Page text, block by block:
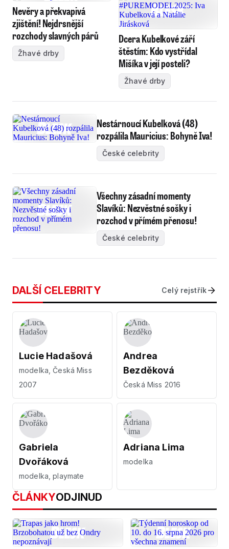
Nevěry a překvapivá
zjištění! Nejdrsnější
rozchody slavných párů
Žhavé drby
Dcera Kubelkové září
štěstím: Kdo vystřídal
Mišíka v její posteli?
Žhavé drby
Nestárnoucí Kubelková (48)
rozpálila Mauricius: Bohyně Iva!
České celebrity
Všechny zásadní momenty
Slavíků: Nezvěstné sošky i
rozchod v přímém přenosu!
České celebrity
DALŠÍ CELEBRITY Celý rejstřík
Lucie Hadašová
modelka, Česká Miss
2007
Andrea
Bezděková
Česká Miss 2016
Gabriela
Dvořáková
modelka, playmate
Adriana Lima
modelka
ČLÁNKYODJINUD